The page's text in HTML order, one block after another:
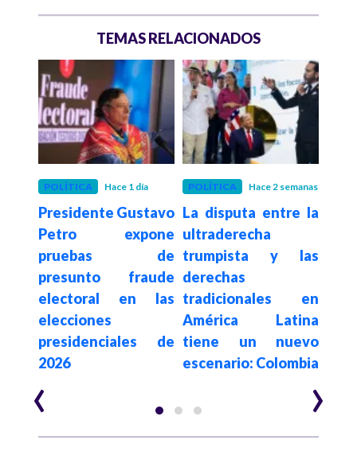
TEMAS RELACIONADOS
POLÍTICA Hace 1 día
Presidente Gustavo
Petro expone
pruebas de
presunto fraude
electoral en las
elecciones
presidenciales de
2026
POLÍTICA Hace 2 semanas
La disputa entre la
ultraderecha
trumpista y las
derechas
tradicionales en
América Latina
tiene un nuevo
escenario: Colombia
‹ ›